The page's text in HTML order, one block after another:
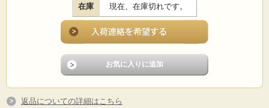
在庫 現在、在庫切れです。
返品についての詳細はこちら